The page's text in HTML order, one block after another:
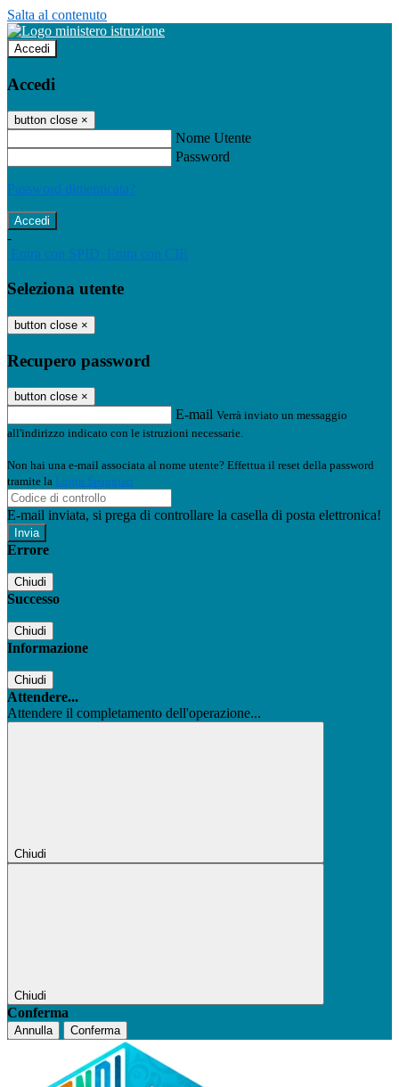
Salta al contenuto
Accedi
Accedi
button close ×
Nome Utente
Password
Password dimenticata?
-
Entra con SPID Entra con CIE
Seleziona utente
button close ×
Recupero password
button close ×
E-mail Verrà inviato un messaggio
all'indirizzo indicato con le istruzioni necessarie.
Non hai una e-mail associata al nome utente? Effettua il reset della password
tramite la Login Spaggiari
E-mail inviata, si prega di controllare la casella di posta elettronica!
Errore
Chiudi
Successo
Chiudi
Informazione
Chiudi
Attendere...
Attendere il completamento dell'operazione...
Chiudi
Chiudi
Conferma
Annulla Conferma